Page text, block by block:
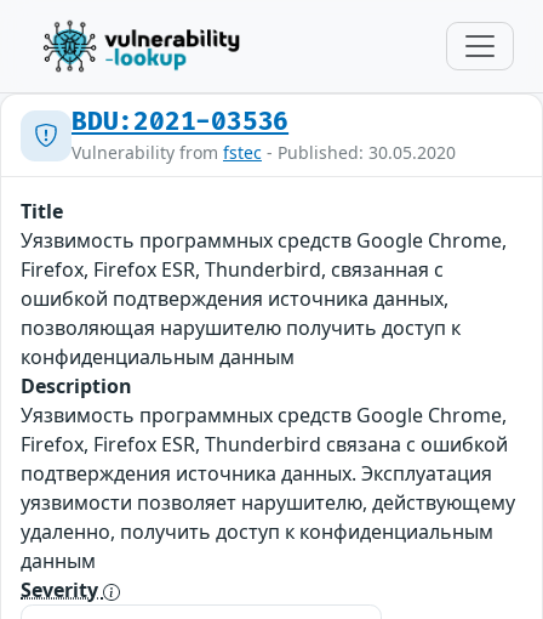
BDU:2021-03536
Vulnerability from fstec - Published: 30.05.2020
Title
Уязвимость программных средств Google Chrome,
Firefox, Firefox ESR, Thunderbird, связанная с
ошибкой подтверждения источника данных,
позволяющая нарушителю получить доступ к
конфиденциальным данным
Description
Уязвимость программных средств Google Chrome,
Firefox, Firefox ESR, Thunderbird связана с ошибкой
подтверждения источника данных. Эксплуатация
уязвимости позволяет нарушителю, действующему
удаленно, получить доступ к конфиденциальным
данным
Severity